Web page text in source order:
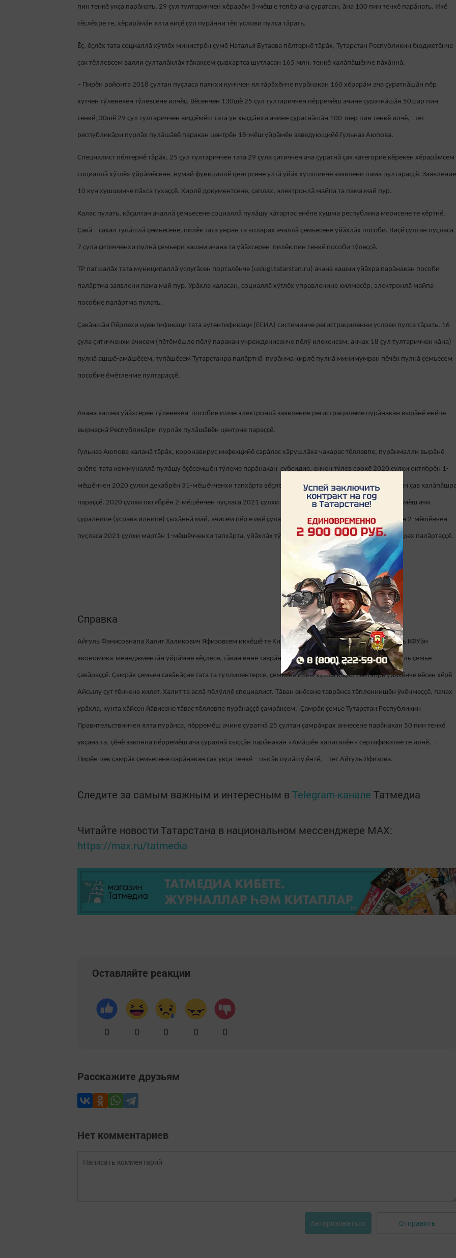
пин тенкӗ укçа парӑнать. 29 çул тултариччен хӗрарӑм 3-мӗш е тепӗр ача ҫуратсан, ӑна 100 пин тенкӗ парӑнать. Икӗ
тӗслӗхре те, хӗрарӑмăн ялта виҫӗ ҫул пурӑнни тӗп услови пулса тăрать.
Ӗç, ӗçлӗх тата социаллӑ хӳтлӗх министрӗн çумӗ Наталья Бутаева пӗлтернӗ тӑрӑх, Тутарстан Республикин бюджетӗнче
çак тӗллевсем валли çулталăклăх тӑкаксем çывхартса шутласан 165 млн. тенкӗ калăпăшӗнче пăхăннă.
– Пирӗн районта 2018 ҫултан пуçласа паянхи кунччен ял тăрăхӗнче пурӑнакан 160 хӗрарӑм ача ҫуратнӑшӑн пӗр
хутчен тӳленекен тӳлевсене илчӗç. Вӗсенчен 130шӗ 25 çул тултариччен пӗрремӗш ачине çуратнăшăн 50шар пин
тенкӗ, 30шӗ 29 çул тултариччен виççӗмӗш тата ун хыççăнхи ачине çуратнăшăн 100-шер пин тенкӗ илчӗ,– тет
республикăри пурлăх пулăшăвӗ паракан центрӗн 18-мӗш уйрăмӗн заведующийӗ Гульназ Аюпова.
Специалист пӗлтернӗ тӑрӑх, 25 ҫул тултариччен тата 29 ҫула çитиччен ача ҫуратнӑ çак категорие кӗрекен хӗрарӑмсем
социаллă хӳтлӗх уйрăмӗсене, нумай функциллӗ центрсене ултă уйăх хушшинче заявлени пама пултараççӗ. Заявление
10 кун хушшинче пӑхса тухаççӗ. Кирлӗ документсене, çаплах, электронлӑ майпа та пама май пур.
Калас пулать, кӑҫалтан ачаллă ҫемьесене социаллӑ пулӑшу кăтартас енӗпе хушма республика мерисене те кӗртнӗ.
Ҫакӑ – сахал тупăшлă çемьесене, пилӗк тата унран та ытларах ачаллӑ ҫемьесене уйăхлăх пособи. Виҫӗ ҫултан пуҫласа
7 ҫула çитичченхи пулнă çемьери кашни ачана та уйăхсерен пилӗк пин тенкӗ пособи тӳлеҫҫӗ.
ТР патшалӑх тата муниципаллă услугăсен порталӗнче (uslugi.tatarstan.ru) ачана кашни уйӑхра парăнакан пособи
палăртма заявлени пама май пур. Урӑхла каласан, социаллă хӳтлӗх управленине килмесӗр, электронлӑ майпа
пособие палăртма пулать.
Ҫакăншăн Пӗрлехи идентификаци тата аутентификаци (ЕСИА) системинче регистрациленни услови пулса тăрать. 16
ҫула çитичченхи ачисем (пӗтӗмӗшле пӗлӳ паракан учрежденисенче пӗлӳ илекенсем, анчах 18 ҫул тултариччен кăна)
пулнă ашшӗ-амăшӗсем, тупăшӗсем Тутарстанра палӑртнӑ пурӑнма кирлӗ пулнă минимумран пӗчӗк пулнă çемьесем
пособие ӗмӗтленме пултараççӗ.
Ачана кашни уйӑхсерен тӳленекен пособие илме электронлӑ заявление регистрацилеме пурӑнакан вырӑнӗ енӗпе
вырнаçнă Республикăри пурлăх пулӑшăвӗн центрне параҫҫӗ.
Гульназ Аюпова каланӑ тӑрӑх, коронавирус инфекцийӗ сарăлас хăрушлăха чакарас тӗллевпе, пурӑнмалли вырăнӗ
енӗпе тата коммуналлӑ пулӑшу ӗҫӗсемшӗн тӳлеме парăнакан субсидие, енчен тӳлев срокӗ 2020 ҫулхи октябрӗн 1-
мӗшӗнчен 2020 ҫулхи декабрӗн 31-мӗшӗчченхи тапхăрта вӗçленсен, ăна вăрăмлатса, 6 уйăха çитиччен çав
параççӗ. 2020 çулхи октябрӗн 2-мӗшӗнчен пуçласа 2021 çулхи мартăн 1-мӗшӗчченхи тапхăрта пӗрремӗш ачи
çуралнипе (усрава илнипе) çыхăннă май, ачисем пӗр е икӗ çула çитнӗ çемьесене, 2020 ҫулхи октябрӗн 2-мӗшӗнчен
пуçласа 2021 çулхи мартăн 1-мӗшӗчченхи тапхăрта, уйăхлăх тӳлев енӗпе заявление тепӗр хут памасӑрах палӑртаççӗ.
Справка
Айгуль Фанисовнапа Халит Халикович Яфизовсем иккӗшӗ те Кивӗ Ҫӗпрел ялӗнче ҫуралса ӳснӗ. Айгуль КФУăн
экономика-менеджментӑн уйрӑмне вӗçлесе, тӑван енне таврăнса, ӗçе кӗрет. 2019 ҫулта Халитпа Айгуль çемье
çавăраççӗ. Çамрăк çемьен савăнăçне тата та туллилентерсе, çемьене илем хушса кăçал сентябрь уйăхӗнче вӗсен хӗрӗ
Айсылу çут тӗнчене килет. Халит та аслӑ пӗлӳллӗ специалист. Тăван енӗсене таврăнса тӗпленнишӗн ӳкӗнмеççӗ, пачах
урӑхла, кунта хӑйсен йӑвисене тӑвас тӗллевпе пурӑнаҫҫӗ çамрăксем. Ҫамрӑк ҫемье Тутарстан Республикин
Правительствинчен ялта пурăнса, пӗрремӗш ачине çуратнă 25 çултан çамрăкрах аннесене парăнакан 50 пин тенкӗ
укçана та, çӗнӗ законпа пӗрремӗш ача çуралнă хыççăн парăнакан «Амăшӗн капиталӗн» сертификатне те илнӗ. –
Пирӗн пек ҫамрӑк ҫемьесене парăнакан ҫак укҫа-тенкӗ – пысӑк пулӑшу ӗнтӗ, – тет Айгуль Яфизова.
Следите за самым важным и интересным в Telegram-канале Татмедиа
Читайте новости Татарстана в национальном мессенджере MАХ:
https://max.ru/tatmedia
Оставляйте реакции
0 0 0 0 0
Расскажите друзьям
Нет комментариев
Авторизоваться Отправить